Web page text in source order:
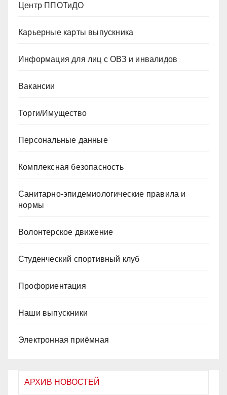
Центр ППОТиДО
Карьерные карты выпускника
Информация для лиц с ОВЗ и инвалидов
Вакансии
Торги/Имущество
Персональные данные
Комплексная безопасность
Санитарно-эпидемиологические правила и
нормы
Волонтерское движение
Студенческий спортивный клуб
Профориентация
Наши выпускники
Электронная приёмная
АРХИВ НОВОСТЕЙ